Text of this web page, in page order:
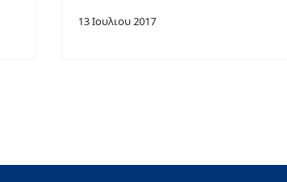
13 Ιουλιου 2017